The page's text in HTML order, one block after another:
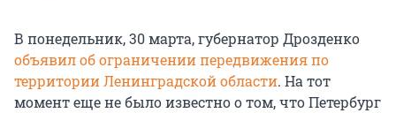
В понедельник, 30 марта, губернатор Дрозденко
объявил об ограничении передвижения по
территории Ленинградской области. На тот
момент еще не было известно о том, что Петербург